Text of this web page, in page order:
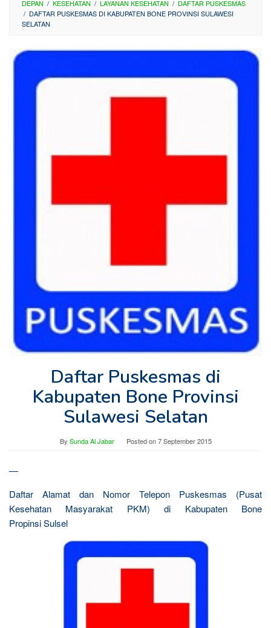
DEPAN / KESEHATAN / LAYANAN KESEHATAN / DAFTAR PUSKESMAS
/ DAFTAR PUSKESMAS DI KABUPATEN BONE PROVINSI SULAWESI
SELATAN
Daftar Puskesmas di
Kabupaten Bone Provinsi
Sulawesi Selatan
By Sunda Al Jabar Posted on7 September 2015
—
Daftar Alamat dan Nomor Telepon Puskesmas (Pusat
Kesehatan Masyarakat PKM) di Kabupaten Bone
Propinsi Sulsel